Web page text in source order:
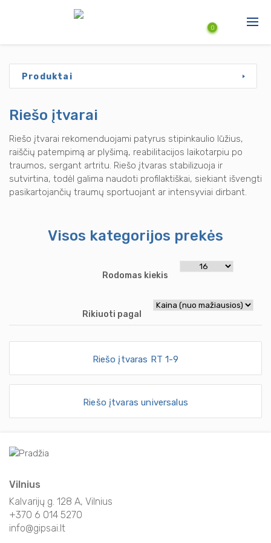
Pereiti į pagrindinį turinį
Produktai
Naujienos
Aktuali informacija
0
Produktai
Riešo įtvarai
Riešo įtvarai rekomenduojami patyrus stipinkaulio lūžius,
raiščių patempimą ar plyšimą, reabilitacijos laikotarpiu po
traumos, sergant artritu. Riešo įtvaras stabilizuoja ir
sutvirtina, todėl galima naudoti profilaktiškai, siekiant išvengti
pasikartojančių traumų sportuojant ar intensyviai dirbant.
Visos kategorijos prekės
Rodomas kiekis
Rikiuoti pagal
Riešo įtvaras RT 1-9
Riešo įtvaras universalus
Vilnius
Kalvarijų g. 128 A, Vilnius
+370 6 014 5270
info@gipsai.lt